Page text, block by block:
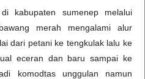
kabupaten sumenep melalui
merah mengalami alur
dari petani ke tengkulak lalu ke
eceran dan baru sampai ke
komodtas unggulan namun